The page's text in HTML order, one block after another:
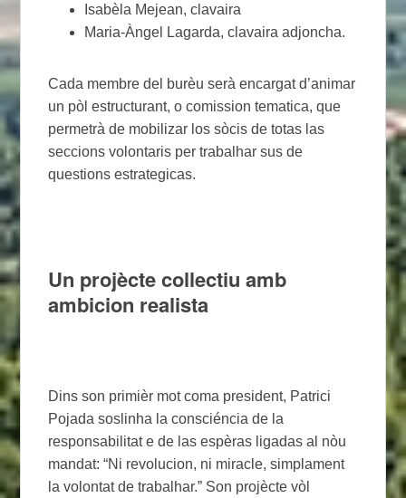
Isabèla Mejean, clavaira
Maria-Àngel Lagarda, clavaira adjoncha.
Cada membre del burèu serà encargat d’animar
un pòl estructurant, o comission tematica, que
permetrà de mobilizar los sòcis de totas las
seccions volontaris per trabalhar sus de
questions estrategicas.
Un projècte collectiu amb
ambicion realista
Dins son primièr mot coma president, Patrici
Pojada soslinha la consciéncia de la
responsabilitat e de las espèras ligadas al nòu
mandat: “Ni revolucion, ni miracle, simplament
la volontat de trabalhar.” Son projècte vòl